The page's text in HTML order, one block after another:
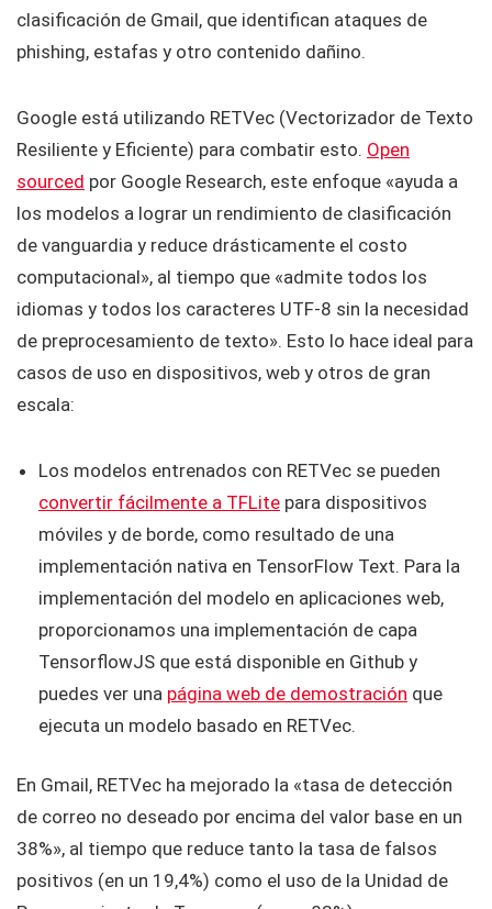
clasificación de Gmail, que identifican ataques de
phishing, estafas y otro contenido dañino.
Google está utilizando RETVec (Vectorizador de Texto
Resiliente y Eficiente) para combatir esto. Open
sourced por Google Research, este enfoque «ayuda a
los modelos a lograr un rendimiento de clasificación
de vanguardia y reduce drásticamente el costo
computacional», al tiempo que «admite todos los
idiomas y todos los caracteres UTF-8 sin la necesidad
de preprocesamiento de texto». Esto lo hace ideal para
casos de uso en dispositivos, web y otros de gran
escala:
Los modelos entrenados con RETVec se pueden
convertir fácilmente a TFLite para dispositivos
móviles y de borde, como resultado de una
implementación nativa en TensorFlow Text. Para la
implementación del modelo en aplicaciones web,
proporcionamos una implementación de capa
TensorflowJS que está disponible en Github y
puedes ver una página web de demostración que
ejecuta un modelo basado en RETVec.
En Gmail, RETVec ha mejorado la «tasa de detección
de correo no deseado por encima del valor base en un
38%», al tiempo que reduce tanto la tasa de falsos
positivos (en un 19,4%) como el uso de la Unidad de